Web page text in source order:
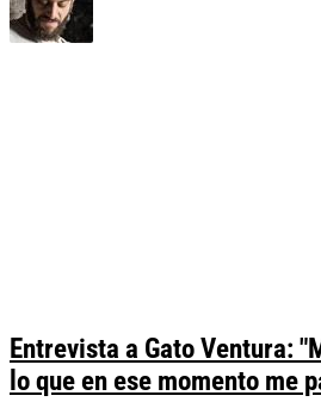
Entrevista a Gato Ventura:
lo que en ese momento me